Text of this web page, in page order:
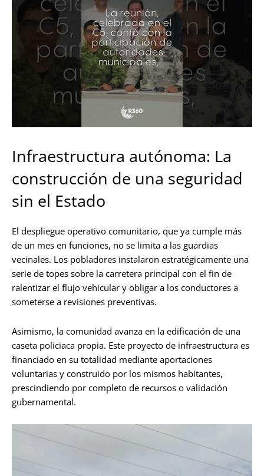
Infraestructura autónoma: La
construcción de una seguridad
sin el Estado
El despliegue operativo comunitario, que ya cumple más
de un mes en funciones, no se limita a las guardias
vecinales. Los pobladores instalaron estratégicamente una
serie de topes sobre la carretera principal con el fin de
ralentizar el flujo vehicular y obligar a los conductores a
someterse a revisiones preventivas.
Asimismo, la comunidad avanza en la edificación de una
caseta policiaca propia. Este proyecto de infraestructura es
financiado en su totalidad mediante aportaciones
voluntarias y construido por los mismos habitantes,
prescindiendo por completo de recursos o validación
gubernamental.